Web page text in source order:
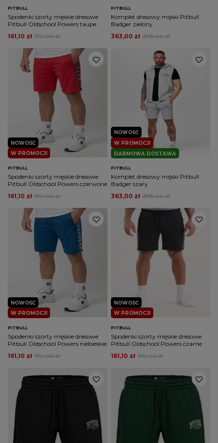
PITBULL
Spodenki szorty męskie dresowe
Pitbull Oldschool Powers taupe
179,00 zł
161,10 zł
PITBULL
Komplet dresowy męski Pitbull
Badger zielony
378,00 zł
363,00 zł
W PROMOCJI
NOWOŚĆ
PITBULL
Spodenki szorty męskie dresowe
Pitbull Oldschool Powers czerwone
179,00 zł
161,10 zł
W PROMOCJI
NOWOŚĆ
DARMOWA DOSTAWA
PITBULL
Komplet dresowy męski Pitbull
Badger szary
378,00 zł
363,00 zł
W PROMOCJI
NOWOŚĆ
PITBULL
Spodenki szorty męskie dresowe
Pitbull Oldschool Powers niebieskie
179,00 zł
161,10 zł
W PROMOCJI
NOWOŚĆ
PITBULL
Spodenki szorty męskie dresowe
Pitbull Oldschool Powers czarne
179,00 zł
161,10 zł